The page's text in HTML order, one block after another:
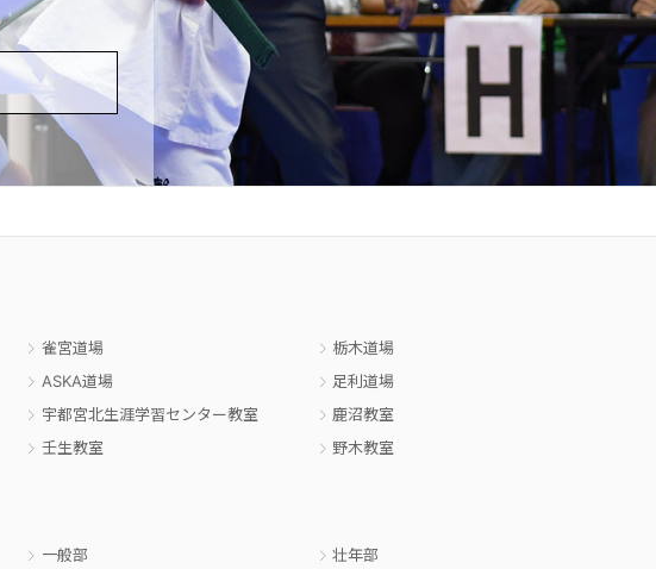
雀宮道場
栃木道場
ASKA道場
足利道場
宇都宮北生涯学習センター教室
鹿沼教室
壬生教室
野木教室
一般部 壮年部